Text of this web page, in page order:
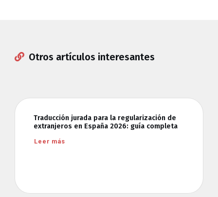
Otros artículos interesantes
Traducción jurada para la regularización de
extranjeros en España 2026: guía completa
Leer más